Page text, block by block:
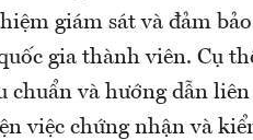
giám sát và đảm
gia thành viên. Cụ
chuẩn và hướng dẫn
việc chứng nhận và